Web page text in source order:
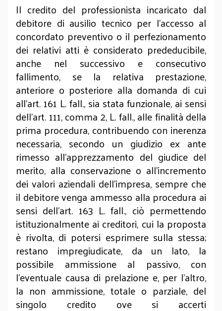
Il credito del professionista incaricato dal
debitore di ausilio tecnico per l’accesso al
concordato preventivo o il perfezionamento
dei relativi atti è considerato prededucibile,
anche nel successivo e consecutivo
fallimento, se la relativa prestazione,
anteriore o posteriore alla domanda di cui
all’art. 161 L. fall., sia stata funzionale, ai sensi
dell’art. 111, comma 2, L. fall., alle finalità della
prima procedura, contribuendo con inerenza
necessaria, secondo un giudizio ex ante
rimesso all’apprezzamento del giudice del
merito, alla conservazione o all’incremento
dei valori aziendali dell’impresa, sempre che
il debitore venga ammesso alla procedura ai
sensi dell’art. 163 L. fall., ciò permettendo
istituzionalmente ai creditori, cui la proposta
è rivolta, di potersi esprimere sulla stessa;
restano impregiudicate, da un lato, la
possibile ammissione al passivo, con
l’eventuale causa di prelazione e, per l’altro,
la non ammissione, totale o parziale, del
singolo credito ove si accerti